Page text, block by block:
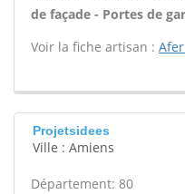
de façade - Portes de
Voir la fiche artisan :
Projetsidees
Ville : Amiens
Département: 80